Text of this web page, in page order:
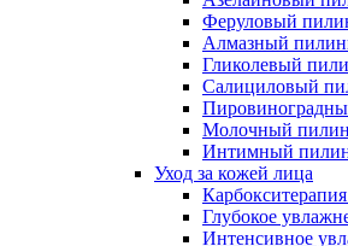
Феруловый
Алмазный
Гликолевый
Салициловый
Молочный
Интимный
Уход за кожей лица
Глубокое
Интенсивное